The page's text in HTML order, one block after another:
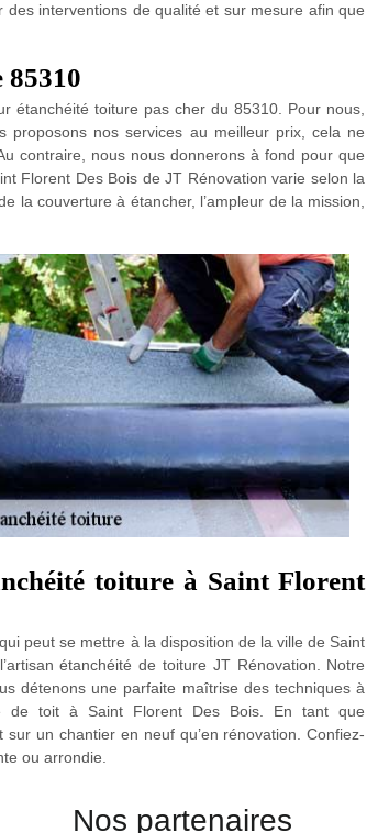
interventions de qualité et sur mesure afin que
étanchéité toiture pas cher du 85310. Pour nous,
proposons nos services au meilleur prix, cela ne
contraire, nous nous donnerons à fond pour que
Florent Des Bois de JT Rénovation varie selon la
la couverture à étancher, l’ampleur de la mission,
toiture à Saint Florent
peut se mettre à la disposition de la ville de Saint
étanchéité de toiture JT Rénovation. Notre
détenons une parfaite maîtrise des techniques à
de toit à Saint Florent Des Bois. En tant que
un chantier en neuf qu’en rénovation. Confiez-
ou arrondie.
Nos partenaires